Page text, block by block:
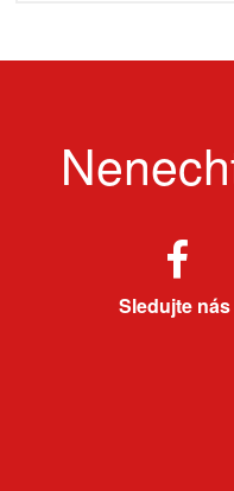
Sledujte